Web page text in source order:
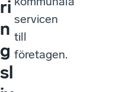
ri
n
g
sl
servicen
till
företagen.